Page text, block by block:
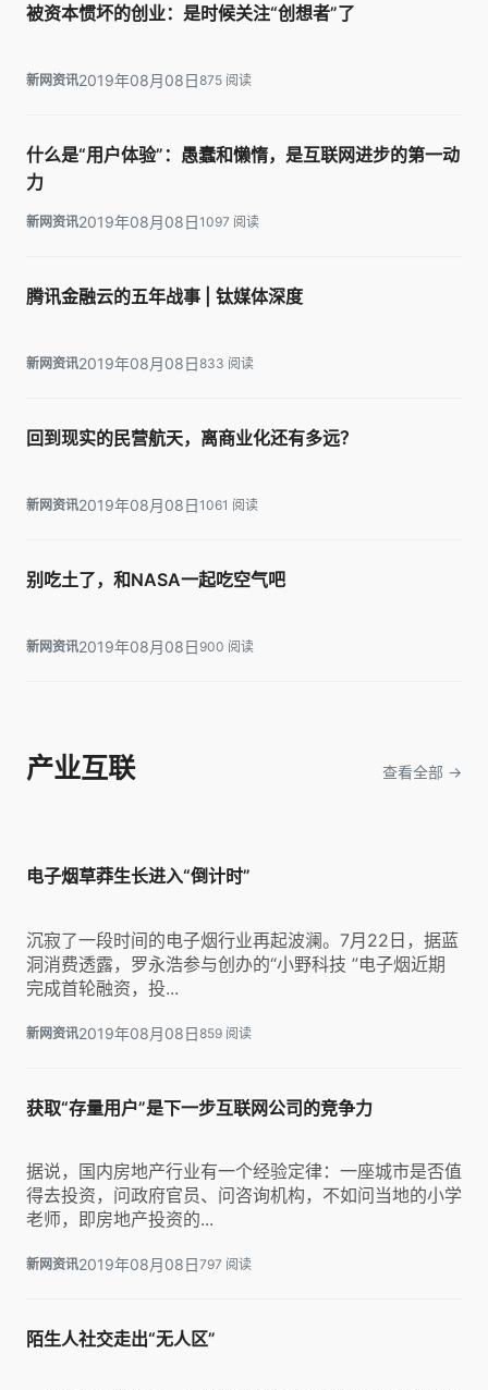
被资本惯坏的创业：是时候关注“创想者”了
新网资讯2019年08月08日875 阅读
什么是“用户体验”：愚蠢和懒惰，是互联网进步的第一动
力
新网资讯2019年08月08日1097 阅读
腾讯金融云的五年战事 | 钛媒体深度
新网资讯2019年08月08日833 阅读
回到现实的民营航天，离商业化还有多远？
新网资讯2019年08月08日1061 阅读
别吃土了，和NASA一起吃空气吧
新网资讯2019年08月08日 900 阅读
产业互联 查看全部 →
电子烟草莽生长进入“倒计时”
沉寂了一段时间的电子烟行业再起波澜。7月22日，据蓝
洞消费透露，罗永浩参与创办的“小野科技 ”电子烟近期
完成首轮融资，投...
新网资讯2019年08月08日859 阅读
获取“存量用户”是下一步互联网公司的竞争力
据说，国内房地产行业有一个经验定律：一座城市是否值
得去投资，问政府官员、问咨询机构，不如问当地的小学
老师，即房地产投资的...
新网资讯2019年08月08日797 阅读
陌生人社交走出“无人区”